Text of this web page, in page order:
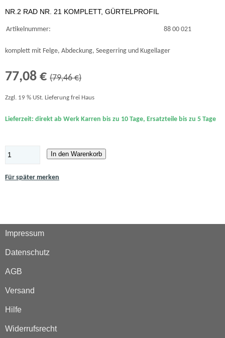
NR.2 RAD NR. 21 KOMPLETT, GÜRTELPROFIL
Artikelnummer: 88 00 021
komplett mit Felge, Abdeckung, Seegerring und Kugellager
77,08 € (79,46 €)
Zzgl. 19 % USt. Lieferung frei Haus
Lieferzeit: direkt ab Werk Karren bis zu 10 Tage, Ersatzteile bis zu 5 Tage
In den Warenkorb
Für später merken
Impressum
Datenschutz
AGB
Versand
Hilfe
Widerrufsrecht